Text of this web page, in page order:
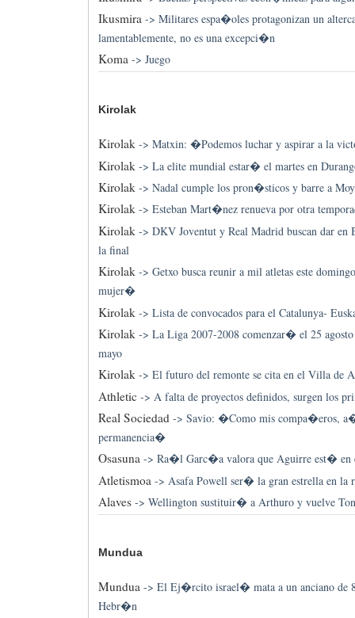
Ikusmira-> Militares espa�oles protagonizan un
lamentablemente, no es una excepci�n
Koma-> Juego
Kirolak
Kirolak-> Matxin: �Podemos luchar y aspirar a la
Kirolak -> La elite mundial estar� el martes en
Kirolak-> Nadal cumple los pron�sticos y barre a
Kirolak-> Esteban Mart�nez renueva por otra
Kirolak -> DKV Joventut y Real Madrid buscan dar en
la final
Kirolak-> Getxo busca reunir a mil atletas este
mujer�
Kirolak -> Lista de convocados para el Catalunya-
Kirolak-> La Liga 2007-2008 comenzar� el 25
mayo
Kirolak-> El futuro del remonte se cita en el Villa de
Athletic -> A falta de proyectos definidos, surgen los
Real Sociedad-> Savio: �Como mis compa�eros,
permanencia�
Osasuna-> Ra�l Garc�a valora que Aguirre est�
Atletismoa-> Asafa Powell ser� la gran estrella en la
Alaves-> Wellington sustituir� a Arthuro y vuelve
Mundua
Mundua-> El Ej�rcito israel� mata a un anciano de
Hebr�n